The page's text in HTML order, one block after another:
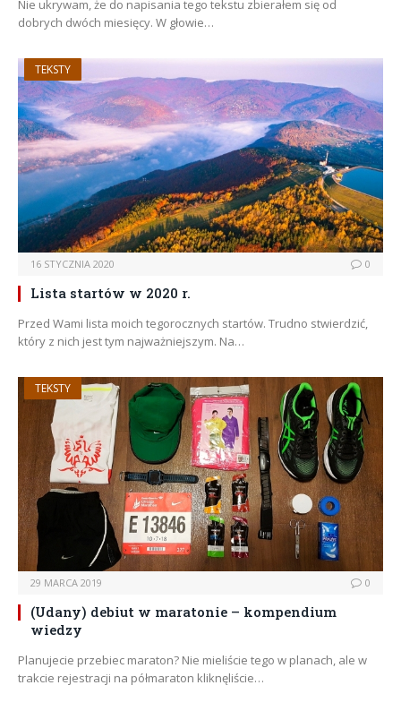
Nie ukrywam, że do napisania tego tekstu zbierałem się od
dobrych dwóch miesięcy. W głowie…
TEKSTY
16 STYCZNIA 2020 0
Lista startów w 2020 r.
Przed Wami lista moich tegorocznych startów. Trudno stwierdzić,
który z nich jest tym najważniejszym. Na…
TEKSTY
29 MARCA 2019 0
(Udany) debiut w maratonie – kompendium
wiedzy
Planujecie przebiec maraton? Nie mieliście tego w planach, ale w
trakcie rejestracji na półmaraton kliknęliście…